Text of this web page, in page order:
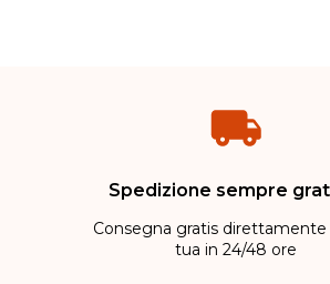
Spedizione sempre
Consegna gratis direttamente
tua in 24/48 ore